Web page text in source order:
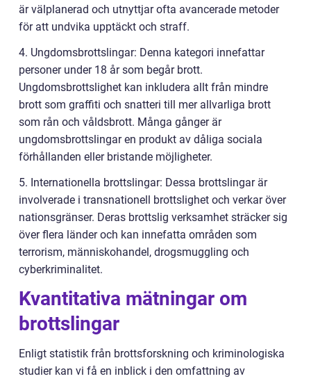
är välplanerad och utnyttjar ofta avancerade metoder
för att undvika upptäckt och straff.
4. Ungdomsbrottslingar: Denna kategori innefattar
personer under 18 år som begår brott.
Ungdomsbrottslighet kan inkludera allt från mindre
brott som graffiti och snatteri till mer allvarliga brott
som rån och våldsbrott. Många gånger är
ungdomsbrottslingar en produkt av dåliga sociala
förhållanden eller bristande möjligheter.
5. Internationella brottslingar: Dessa brottslingar är
involverade i transnationell brottslighet och verkar över
nationsgränser. Deras brottslig verksamhet sträcker sig
över flera länder och kan innefatta områden som
terrorism, människohandel, drogsmuggling och
cyberkriminalitet.
Kvantitativa mätningar om
brottslingar
Enligt statistik från brottsforskning och kriminologiska
studier kan vi få en inblick i den omfattning av